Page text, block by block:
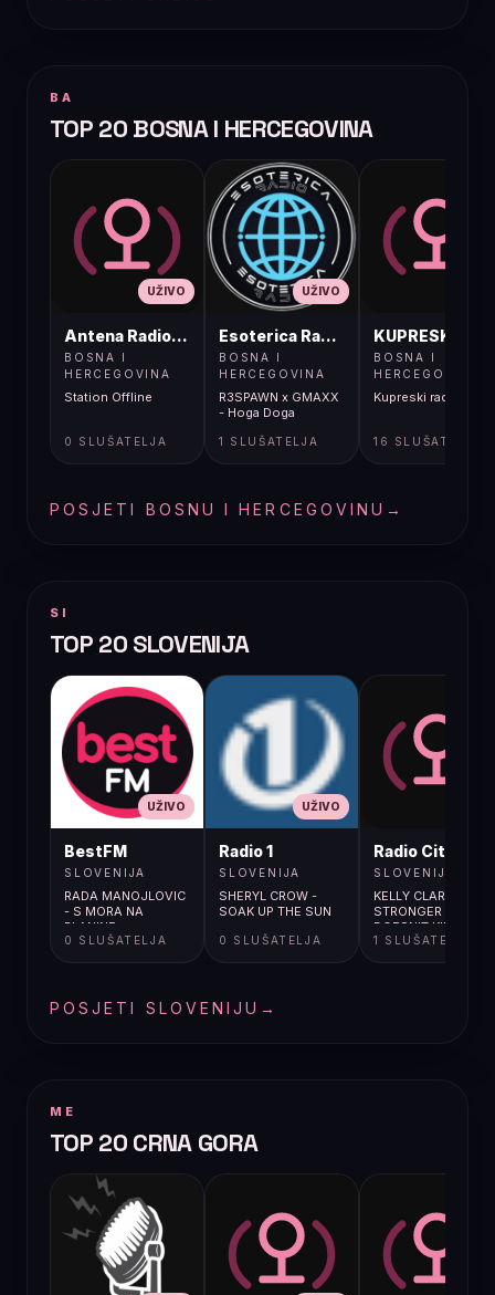
BA
TOP 20 BOSNA I HERCEGOVINA
UŽIVO
Antena Radio, Jelah Tešanj
BOSNA I
HERCEGOVINA
Station Offline
0 SLUŠATELJA
UŽIVO
Esoterica Radio S1
BOSNA I
HERCEGOVINA
R3SPAWN x GMAXX
- Hoga Doga
1 SLUŠATELJA
BOSNA I
HERCEGOVINA
Kupreski radio
16 SLUŠATELJA
POSJETI BOSNU I HERCEGOVINU →
SI
TOP 20 SLOVENIJA
UŽIVO
BestFM
SLOVENIJA
RADA MANOJLOVIC
- S MORA NA
PLANINE
0 SLUŠATELJA
UŽIVO
Radio 1
SLOVENIJA
SHERYL CROW -
SOAK UP THE SUN
0 SLUŠATELJA
Radio City
SLOVENIJA
KELLY CLARKSON /
STRONGER (WHAT
DOESN'T KILL YOU)
1 SLUŠATELJA
POSJETI SLOVENIJU →
ME
TOP 20 CRNA GORA